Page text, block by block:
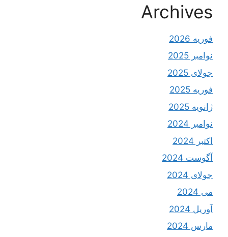
Archives
فوریه 2026
نوامبر 2025
جولای 2025
فوریه 2025
ژانویه 2025
نوامبر 2024
اکتبر 2024
آگوست 2024
جولای 2024
می 2024
آوریل 2024
مارس 2024